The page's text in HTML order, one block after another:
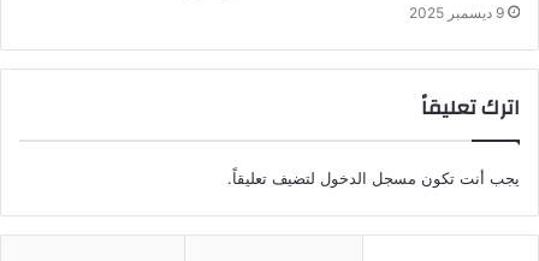
9 ديسمبر 2025
اترك تعليقاً
يجب أنت تكون مسجل الدخول لتضيف تعليقاً.